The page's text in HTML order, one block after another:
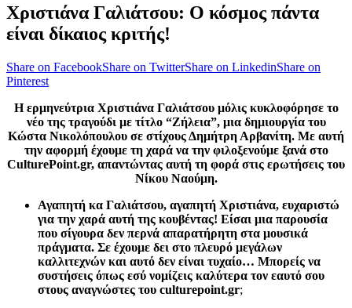
Χριστιάνα Γαλιάτσου: Ο κόσμος πάντα
είναι δίκαιος κριτής!
Share on FacebookShare on TwitterShare on LinkedinShare on
Pinterest
Η ερμηνεύτρια Χριστιάνα Γαλιάτσου μόλις κυκλοφόρησε το
νέο της τραγούδι με τίτλο “Ζήλεια”, μια δημιουργία του
Κώστα Νικολόπουλου σε στίχους Δημήτρη Αρβανίτη. Με αυτή
την αφορμή έχουμε τη χαρά να την φιλοξενούμε ξανά στο
CulturePoint.gr, απαντώντας αυτή τη φορά στις ερωτήσεις του
Νίκου Ναούμη.
Αγαπητή κα Γαλιάτσου, αγαπητή Χριστιάνα, ευχαριστώ
για την χαρά αυτή της κουβέντας! Είσαι μια παρουσία
που σίγουρα δεν περνά απαρατήρητη στα μουσικά
πράγματα. Σε έχουμε δει στο πλευρό μεγάλων
καλλιτεχνών και αυτό δεν είναι τυχαίο… Μπορείς να
συστήσεις όπως εσύ νομίζεις καλύτερα τον εαυτό σου
στους αναγνώστες του culturepoint.gr;